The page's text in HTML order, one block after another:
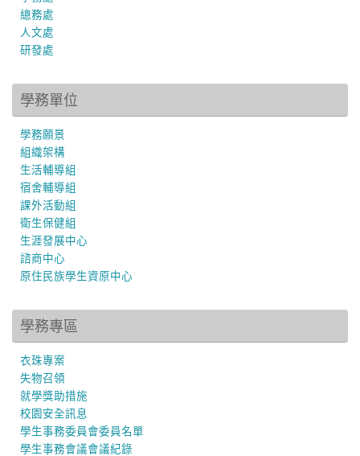
總務處
人文處
研發處
學務單位
學務願景
組織架構
生活輔導組
宿舍輔導組
課外活動組
衛生保健組
生涯發展中心
諮商中心
原住民族學生資原中心
學務專區
衣珠專案
失物召領
就學獎助措施
校園安全訊息
學生事務委員會委員名單
學生事務會議會議紀錄